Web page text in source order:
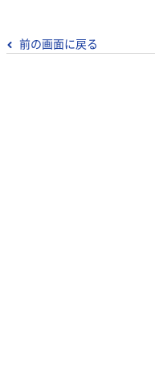
前の画面に戻る